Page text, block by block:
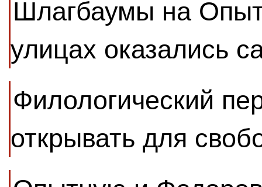
Шлагбаумы на
улицах оказались
Филологический
открывать для